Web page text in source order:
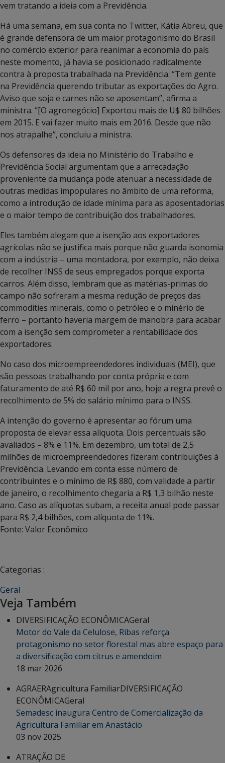
vem tratando a ideia com a Previdência.
Há uma semana, em sua conta no Twitter, Kátia Abreu, que
é grande defensora de um maior protagonismo do Brasil
no comércio exterior para reanimar a economia do país
neste momento, já havia se posicionado radicalmente
contra à proposta trabalhada na Previdência. “Tem gente
na Previdência querendo tributar as exportações do Agro.
Aviso que soja e carnes não se aposentam”, afirma a
ministra. “[O agronegócio] Exportou mais de U$ 80 bilhões
em 2015. E vai fazer muito mais em 2016. Desde que não
nos atrapalhe”, concluiu a ministra.
Os defensores da ideia no Ministério do Trabalho e
Previdência Social argumentam que a arrecadação
proveniente da mudança pode atenuar a necessidade de
outras medidas impopulares no âmbito de uma reforma,
como a introdução de idade mínima para as aposentadorias
e o maior tempo de contribuição dos trabalhadores.
Eles também alegam que a isenção aos exportadores
agrícolas não se justifica mais porque não guarda isonomia
com a indústria – uma montadora, por exemplo, não deixa
de recolher INSS de seus empregados porque exporta
carros. Além disso, lembram que as matérias-primas do
campo não sofreram a mesma redução de preços das
commodities minerais, como o petróleo e o minério de
ferro – portanto haveria margem de manobra para acabar
com a isenção sem comprometer a rentabilidade dos
exportadores.
No caso dos microempreendedores individuais (MEI), que
são pessoas trabalhando por conta própria e com
faturamento de até R$ 60 mil por ano, hoje a regra prevê o
recolhimento de 5% do salário mínimo para o INSS.
A intenção do governo é apresentar ao fórum uma
proposta de elevar essa alíquota. Dois percentuais são
avaliados – 8% e 11%. Em dezembro, um total de 2,5
milhões de microempreendedores fizeram contribuições à
Previdência. Levando em conta esse número de
contribuintes e o mínimo de R$ 880, com validade a partir
de janeiro, o recolhimento chegaria a R$ 1,3 bilhão neste
ano. Caso as alíquotas subam, a receita anual pode passar
para R$ 2,4 bilhões, com alíquota de 11%.
Fonte: Valor Econômico
Categorias :
Geral
Veja Também
DIVERSIFICAÇÃO ECONÔMICAGeral
Motor do Vale da Celulose, Ribas reforça
protagonismo no setor florestal mas abre espaço para
a diversificação com citrus e amendoim
18 mar 2026
AGRAERAgricultura FamiliarDIVERSIFICAÇÃO
ECONÔMICAGeral
Semadesc inaugura Centro de Comercialização da
Agricultura Familiar em Anastácio
03 nov 2025
ATRAÇÃO DE